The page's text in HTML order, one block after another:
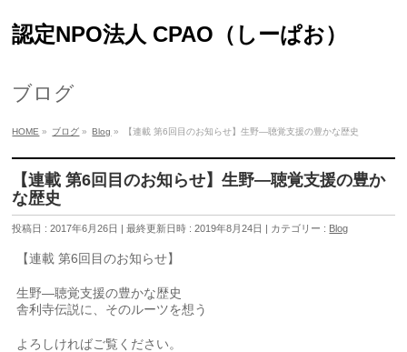
認定NPO法人 CPAO（しーぱお）
ブログ
HOME » ブログ » Blog » 【連載 第6回目のお知らせ】生野—聴覚支援の豊かな歴史
【連載 第6回目のお知らせ】生野—聴覚支援の豊か
な歴史
投稿日 : 2017年6月26日 最終更新日時 : 2019年8月24日 カテゴリー : Blog
【連載 第6回目のお知らせ】
生野—聴覚支援の豊かな歴史
舎利寺伝説に、そのルーツを想う
よろしければご覧ください。